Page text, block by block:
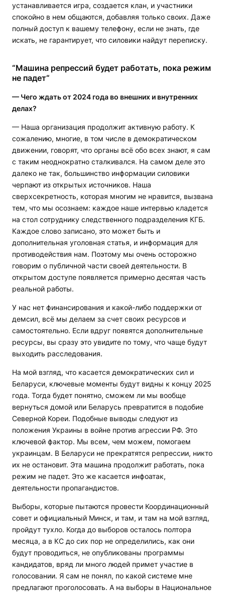
устанавливается игра, создается клан, и участники
спокойно в нем общаются, добавляя только своих. Даже
полный доступ к вашему телефону, если не знать, где
искать, не гарантирует, что силовики найдут переписку.
“Машина репрессий будет работать, пока режим
не падет“
— Чего ждать от 2024 года во внешних и внутренних
делах?
— Наша организация продолжит активную работу. К
сожалению, многие, в том числе в демократическом
движении, говорят, что органы всё обо всех знают, я сам
с таким неоднократно сталкивался. На самом деле это
далеко не так, большинство информации силовики
черпают из открытых источников. Наша
сверхсекретность, которая многим не нравится, вызвана
тем, что мы осознаем: каждое наше интервью кладется
на стол сотруднику следственного подразделения КГБ.
Каждое слово записано, это может быть и
дополнительная уголовная статья, и информация для
противодействия нам. Поэтому мы очень осторожно
говорим о публичной части своей деятельности. В
открытом доступе появляется примерно десятая часть
реальной работы.
У нас нет финансирования и какой-либо поддержки от
демсил, всё мы делаем за счет своих ресурсов и
самостоятельно. Если вдруг появятся дополнительные
ресурсы, вы сразу это увидите по тому, что чаще будут
выходить расследования.
На мой взгляд, что касается демократических сил и
Беларуси, ключевые моменты будут видны к концу 2025
года. Тогда будет понятно, сможем ли мы вообще
вернуться домой или Беларусь превратится в подобие
Северной Кореи. Подобные выводы следуют из
положения Украины в войне против агрессии РФ. Это
ключевой фактор. Мы всем, чем можем, помогаем
украинцам. В Беларуси не прекратятся репрессии, никто
их не остановит. Эта машина продолжит работать, пока
режим не падет. Это же касается инфоатак,
деятельности пропагандистов.
Выборы, которые пытаются провести Координационный
совет и официальный Минск, и там, и там на мой взгляд,
пройдут тухло. Когда до выборов осталось полтора
месяца, а в КС до сих пор не определились, как они
будут проводиться, не опубликованы программы
кандидатов, вряд ли много людей примет участие в
голосовании. Я сам не понял, по какой системе мне
предлагают проголосовать. А на выборы в Национальное